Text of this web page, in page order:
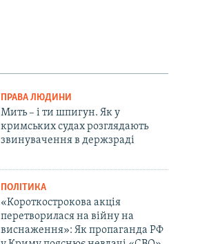
ПРАВА ЛЮДИНИ
Мить – і ти шпигун. Як у
кримських судах розглядають
звинувачення в держзраді
ПОЛІТИКА
«Короткострокова акція
перетворилася на війну на
виснаження»: Як пропаганда РФ